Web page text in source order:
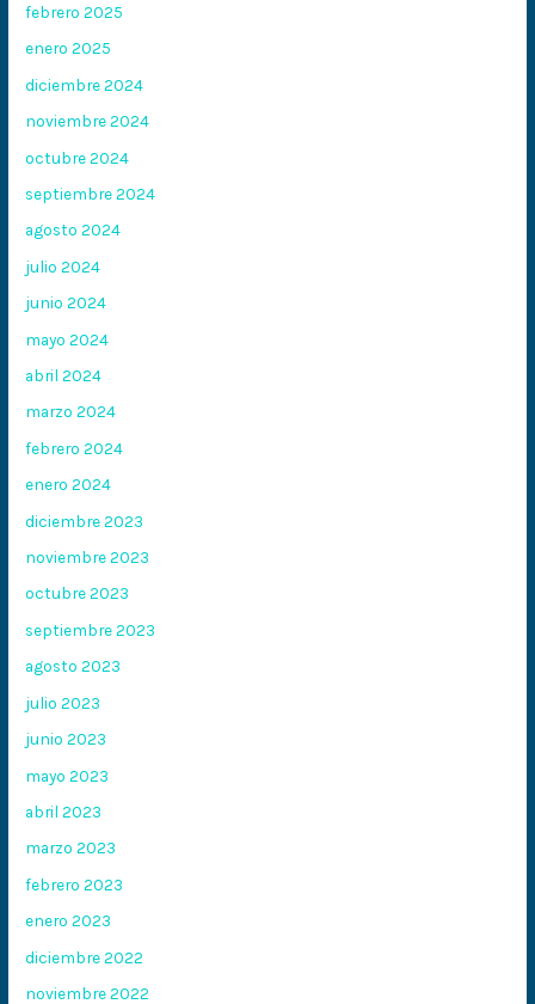
febrero 2025
enero 2025
diciembre 2024
noviembre 2024
octubre 2024
septiembre 2024
agosto 2024
julio 2024
junio 2024
mayo 2024
abril 2024
marzo 2024
febrero 2024
enero 2024
diciembre 2023
noviembre 2023
octubre 2023
septiembre 2023
agosto 2023
julio 2023
junio 2023
mayo 2023
abril 2023
marzo 2023
febrero 2023
enero 2023
diciembre 2022
noviembre 2022